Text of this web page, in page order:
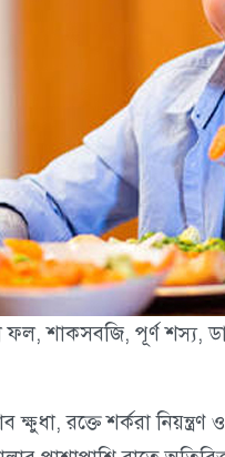
শাকসবজি, পূর্ণ শস্য,
রক্তে শর্করা